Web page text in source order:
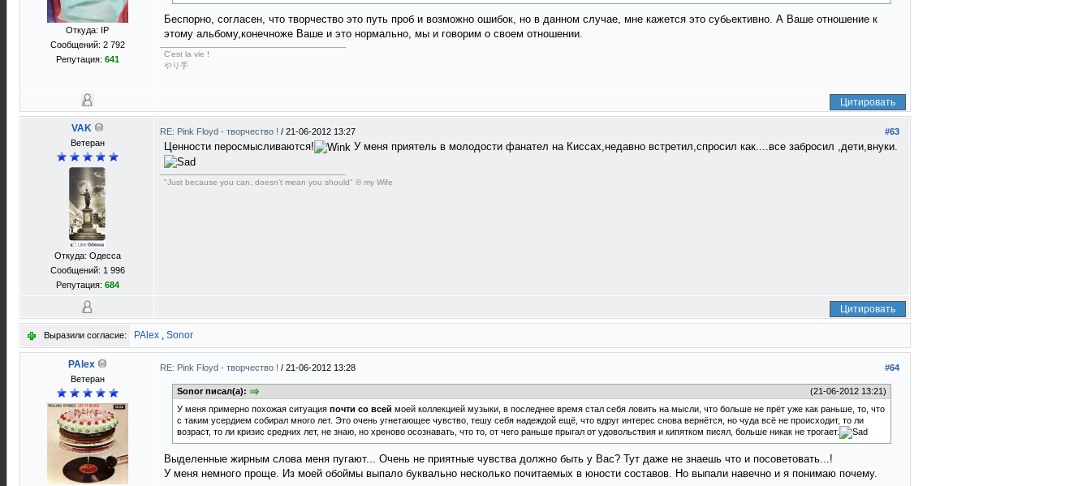
Откуда: IP
Сообщений: 2 792
Репутация: 641
Беспорно, согласен, что творчество это путь проб и возможно ошибок, но в данном случае, мне кажется это субьективно. А Ваше отношение к
этому альбому,конечноже Ваше и это нормально, мы и говорим о своем отношении.
C'est la vie !
やり手
Цитировать
VAK
Ветеран
Откуда: Одесса
Сообщений: 1 996
Репутация: 684
#63
RE: Pink Floyd - творчество ! / 21-06-2012 13:27
Ценности перосмысливаются! У меня приятель в молодости фанател на Киссах,недавно встретил,спросил как....все забросил ,дети,внуки.
"Just because you can, doesn't mean you should" © my Wife
Цитировать
Выразили согласие: PAlex , Sonor
PAlex
Ветеран
#64
RE: Pink Floyd - творчество ! / 21-06-2012 13:28
(21-06-2012 13:21)
Sonor писал(а):
У меня примерно похожая ситуация почти со всей моей коллекцией музыки, в последнее время стал себя ловить на мысли, что больше не прёт уже как раньше, то, что
с таким усердием собирал много лет. Это очень угнетающее чувство, тешу себя надеждой ещё, что вдруг интерес снова вернётся, но чуда всё не происходит, то ли
возраст, то ли кризис средних лет, не знаю, но хреново осознавать, что то, от чего раньше прыгал от удовольствия и кипятком писял, больше никак не трогает.
Выделенные жирным слова меня пугают... Очень не приятные чувства должно быть у Вас? Тут даже не знаешь что и посоветовать...!
У меня немного проще. Из моей обоймы выпало буквально несколько почитаемых в юности составов. Но выпали навечно и я понимаю почему.